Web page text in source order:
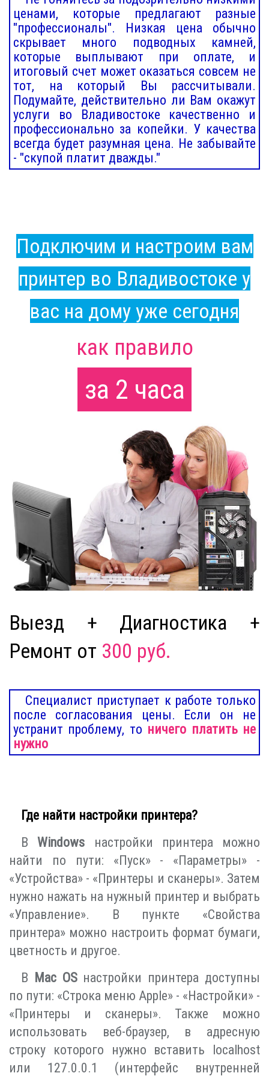
ценами, которые предлагают разные
"профессионалы". Низкая цена обычно
скрывает много подводных камней,
которые выплывают при оплате, и
итоговый счет может оказаться совсем не
тот, на который Вы рассчитывали.
Подумайте, действительно ли Вам окажут
услуги во Владивостоке качественно и
профессионально за копейки. У качества
всегда будет разумная цена. Не забывайте
- "скупой платит дважды."
Подключим и настроим вам
принтер во Владивостоке у
вас на дому уже сегодня
как правило
за 2 часа
Выезд + Диагностика +
Ремонт от 300 руб.
Специалист приступает к работе только
после согласования цены. Если он не
устранит проблему, то ничего платить не
нужно
Где найти настройки принтера?
ВWindows настройки принтера можно
найти по пути: «Пуск» - «Параметры» -
«Устройства» - «Принтеры и сканеры». Затем
нужно нажать на нужный принтер и выбрать
«Управление». В пункте «Свойства
принтера» можно настроить формат бумаги,
цветность и другое.
В Mac OSнастройки принтера доступны
по пути: «Строка меню Apple» - «Настройки» -
«Принтеры и сканеры». Также можно
использовать веб-браузер, в адресную
строку которого нужно вставить localhost
или 127.0.0.1 (интерфейс внутренней